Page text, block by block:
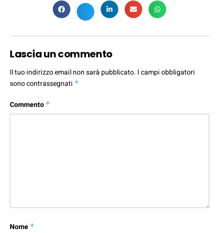
Lascia un commento
Il tuo indirizzo email non sarà pubblicato. I campi obbligatori
sono contrassegnati *
Commento *
Nome *